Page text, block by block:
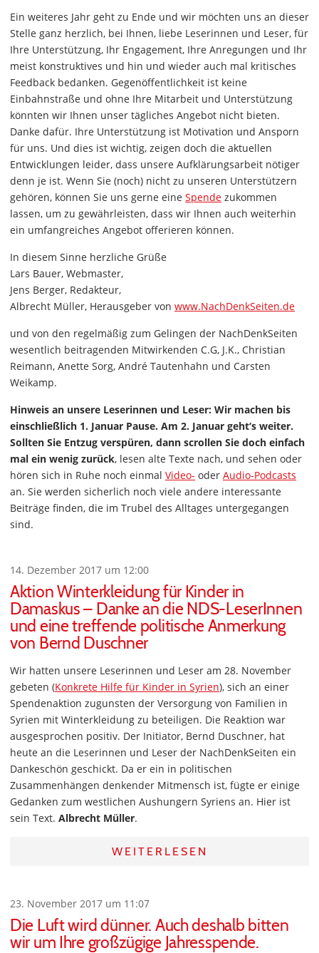
Ein weiteres Jahr geht zu Ende und wir möchten uns an dieser
Stelle ganz herzlich, bei Ihnen, liebe Leserinnen und Leser, für
Ihre Unterstützung, Ihr Engagement, Ihre Anregungen und Ihr
meist konstruktives und hin und wieder auch mal kritisches
Feedback bedanken. Gegenöffentlichkeit ist keine
Einbahnstraße und ohne Ihre Mitarbeit und Unterstützung
könnten wir Ihnen unser tägliches Angebot nicht bieten.
Danke dafür. Ihre Unterstützung ist Motivation und Ansporn
für uns. Und dies ist wichtig, zeigen doch die aktuellen
Entwicklungen leider, dass unsere Aufklärungsarbeit nötiger
denn je ist. Wenn Sie (noch) nicht zu unseren Unterstützern
gehören, können Sie uns gerne eine Spende zukommen
lassen, um zu gewährleisten, dass wir Ihnen auch weiterhin
ein umfangreiches Angebot offerieren können.
In diesem Sinne herzliche Grüße
Lars Bauer, Webmaster,
Jens Berger, Redakteur,
Albrecht Müller, Herausgeber von www.NachDenkSeiten.de
und von den regelmäßig zum Gelingen der NachDenkSeiten
wesentlich beitragenden Mitwirkenden C.G, J.K., Christian
Reimann, Anette Sorg, André Tautenhahn und Carsten
Weikamp.
Hinweis an unsere Leserinnen und Leser: Wir machen bis
einschließlich 1. Januar Pause. Am 2. Januar geht‘s weiter.
Sollten Sie Entzug verspüren, dann scrollen Sie doch einfach
mal ein wenig zurück, lesen alte Texte nach, und sehen oder
hören sich in Ruhe noch einmal Video- oder Audio-Podcasts
an. Sie werden sicherlich noch viele andere interessante
Beiträge finden, die im Trubel des Alltages untergegangen
sind.
14. Dezember 2017 um 12:00
Aktion Winterkleidung für Kinder in
Damaskus – Danke an die NDS-LeserInnen
und eine treffende politische Anmerkung
von Bernd Duschner
Wir hatten unsere Leserinnen und Leser am 28. November
gebeten (Konkrete Hilfe für Kinder in Syrien), sich an einer
Spendenaktion zugunsten der Versorgung von Familien in
Syrien mit Winterkleidung zu beteiligen. Die Reaktion war
ausgesprochen positiv. Der Initiator, Bernd Duschner, hat
heute an die Leserinnen und Leser der NachDenkSeiten ein
Dankeschön geschickt. Da er ein in politischen
Zusammenhängen denkender Mitmensch ist, fügte er einige
Gedanken zum westlichen Aushungern Syriens an. Hier ist
sein Text. Albrecht Müller.
WEITERLESEN
23. November 2017 um 11:07
Die Luft wird dünner. Auch deshalb bitten
wir um Ihre großzügige Jahresspende.